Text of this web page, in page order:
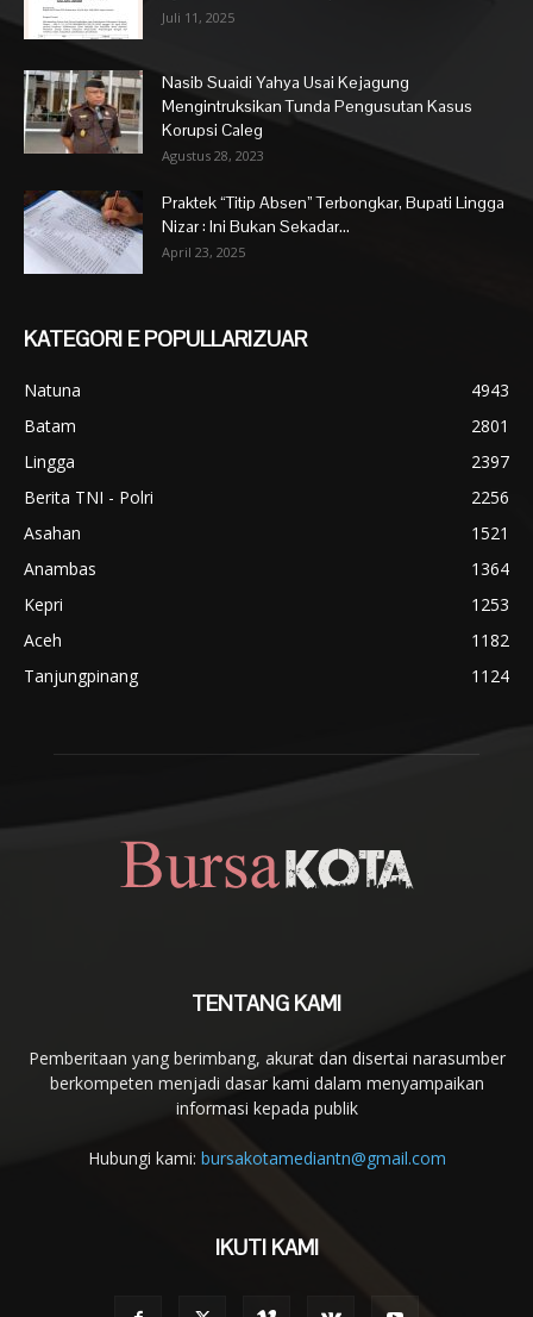
Juli 11, 2025
Nasib Suaidi Yahya Usai Kejagung
Mengintruksikan Tunda Pengusutan Kasus
Korupsi Caleg
Agustus 28, 2023
Praktek “Titip Absen” Terbongkar, Bupati Lingga
Nizar : Ini Bukan Sekadar...
April 23, 2025
KATEGORI E POPULLARIZUAR
Natuna
4943
Batam
2801
Lingga
2397
Berita TNI - Polri
2256
Asahan
1521
Anambas
1364
Kepri
1253
Aceh
1182
Tanjungpinang
1124
TENTANG KAMI
Pemberitaan yang berimbang, akurat dan disertai narasumber
berkompeten menjadi dasar kami dalam menyampaikan
informasi kepada publik
Hubungi kami: bursakotamediantn@gmail.com
IKUTI KAMI